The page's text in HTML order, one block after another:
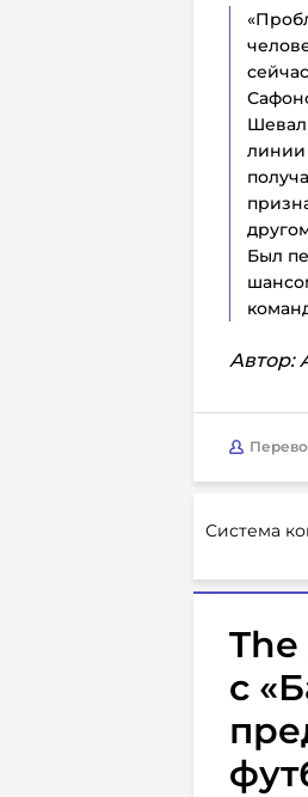
линии
Был
Автор:
Система
с